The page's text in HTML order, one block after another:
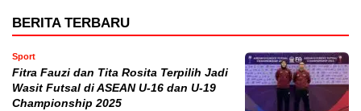
BERITA TERBARU
Sport
Fitra Fauzi dan Tita Rosita Terpilih Jadi
Wasit Futsal di ASEAN U-16 dan U-19
Championship 2025